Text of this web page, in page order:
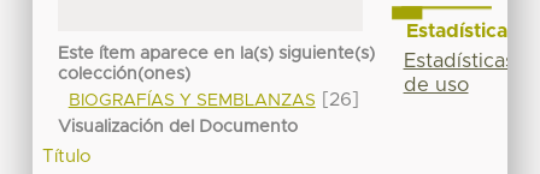
Este ítem aparece en la(s) siguiente(s)
colección(ones)
BIOGRAFÍAS Y SEMBLANZAS
[26]
Visualización del Documento
Título
Estadísticas
Estadísticas
de uso